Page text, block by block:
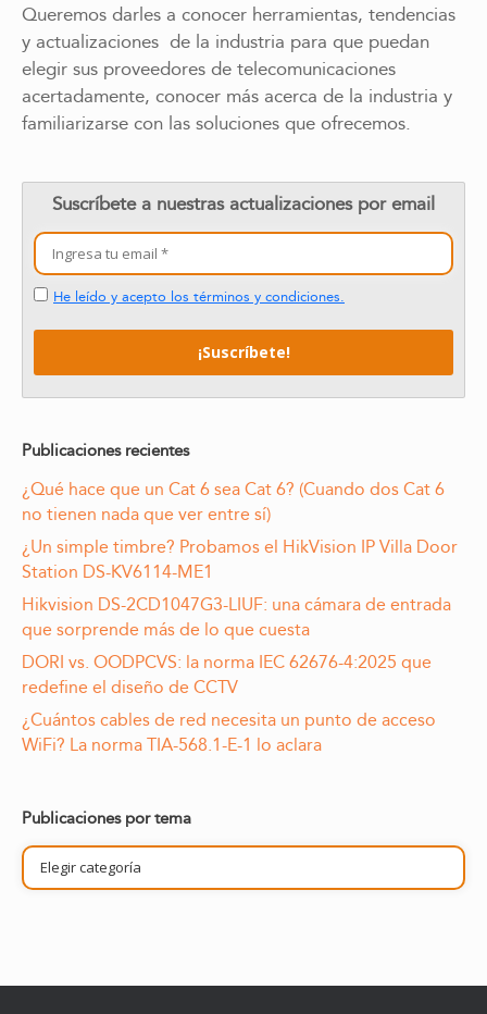
Queremos darles a conocer herramientas, tendencias
y actualizaciones de la industria para que puedan
elegir sus proveedores de telecomunicaciones
acertadamente, conocer más acerca de la industria y
familiarizarse con las soluciones que ofrecemos.
Suscríbete a nuestras actualizaciones por email
He leído y acepto los términos y condiciones.
Publicaciones recientes
¿Qué hace que un Cat 6 sea Cat 6? (Cuando dos Cat 6
no tienen nada que ver entre sí)
¿Un simple timbre? Probamos el HikVision IP Villa Door
Station DS-KV6114-ME1
Hikvision DS-2CD1047G3-LIUF: una cámara de entrada
que sorprende más de lo que cuesta
DORI vs. OODPCVS: la norma IEC 62676-4:2025 que
redefine el diseño de CCTV
¿Cuántos cables de red necesita un punto de acceso
WiFi? La norma TIA-568.1-E-1 lo aclara
Publicaciones por tema
Publicaciones
por
tema